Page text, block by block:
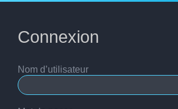
Connexion
Nom d’utilisateur